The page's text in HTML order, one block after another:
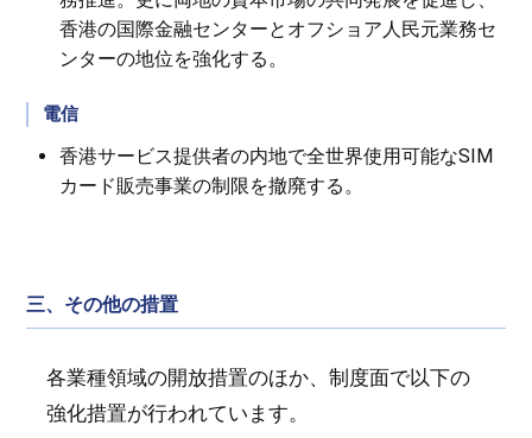
香港の国際金融センターとオフショア人民元業務セ
ンターの地位を強化する。
電信
香港サービス提供者の内地で全世界使用可能なSIM
カード販売事業の制限を撤廃する。
三、その他の措置
各業種領域の開放措置のほか、制度面で以下の
強化措置が行われています。